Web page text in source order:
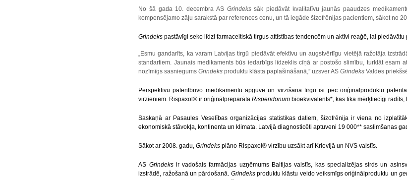
No šā gada 10. decembra AS Grindekssāk piedāvāt kvalitatīvu jaunās paaudzes
kompensējamo zāļu sarakstā par references cenu, un tā iegāde šizofrēnijas pacientiem, sākot no
Grindeks pastāvīgi seko līdzi farmaceitiskā tirgus attīstības tendencēm un aktīvi reaģē, lai
„Esmu gandarīts, ka varam Latvijas tirgū piedāvāt efektīvu un augstvērtīgu vietējā ražotāja
standartiem. Jaunais medikaments būs iedarbīgs līdzeklis cīņā ar postošo slimību, turklāt
nozīmīgs sasniegumsGrindeksproduktu klāsta paplašināšanā,” uzsver ASGrindeksValdes
Perspektīvu patentbrīvo medikamentu apguve un virzīšana tirgū īsi pēc oriģinālproduktu
virzieniem. Rispaxol® ir oriģinālpreparātaRisperidonum bioekvivalents*, kas tika mērķtiecīgi
Saskaņā ar Pasaules Veselības organizācijas statistikas datiem, šizofrēnija irviena no
ekonomiskā stāvokļa, kontinenta un klimata. Latvijā diagnosticēti aptuveni 19 000** saslimšanas
Sākot ar 2008. gadu,Grindeksplāno Rispaxol® virzību uzsākt arī Krievijā un NVS valstīs.
AS Grindeksir vadošais farmācijas uzņēmums Baltijas valstīs, kas specializējas sirds un
izstrādē, ražošanā un pārdošanā. Grindeksproduktu klāstu veido veiksmīgs oriģinālproduktu un